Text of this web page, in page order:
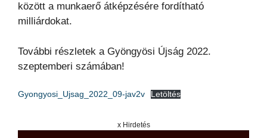
között a munkaerő átképzésére fordítható
milliárdokat.
További részletek a Gyöngyösi Újság 2022.
szeptemberi számában!
Gyongyosi_Ujsag_2022_09-jav2v Letöltés
x Hirdetés